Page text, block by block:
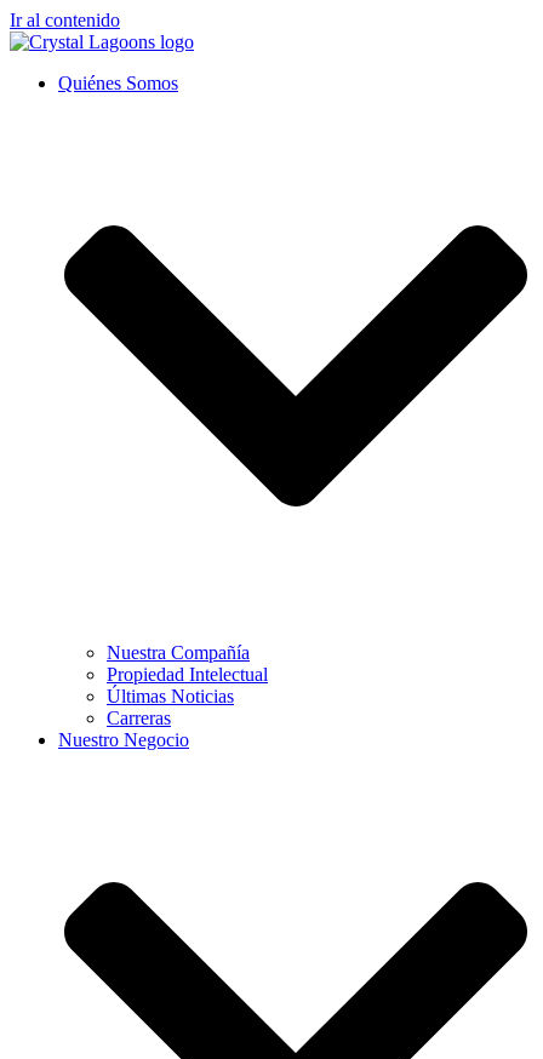
Ir al contenido
Quiénes Somos
Nuestra Compañía
Propiedad Intelectual
Últimas Noticias
Carreras
Nuestro Negocio